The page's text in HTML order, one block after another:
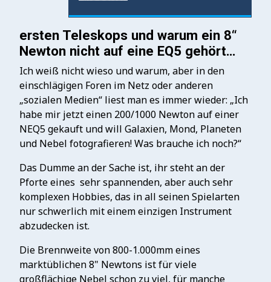
ersten Teleskops und warum ein 8“
Newton nicht auf eine EQ5 gehört…
Ich weiß nicht wieso und warum, aber in den
einschlägigen Foren im Netz oder anderen
„sozialen Medien“ liest man es immer wieder: „Ich
habe mir jetzt einen 200/1000 Newton auf einer
NEQ5 gekauft und will Galaxien, Mond, Planeten
und Nebel fotografieren! Was brauche ich noch?“
Das Dumme an der Sache ist, ihr steht an der
Pforte eines sehr spannenden, aber auch sehr
komplexen Hobbies, das in all seinen Spielarten
nur schwerlich mit einem einzigen Instrument
abzudecken ist.
Die Brennweite von 800-1.000mm eines
marktüblichen 8" Newtons ist für viele
großflächige Nebel schon zu viel, für manche